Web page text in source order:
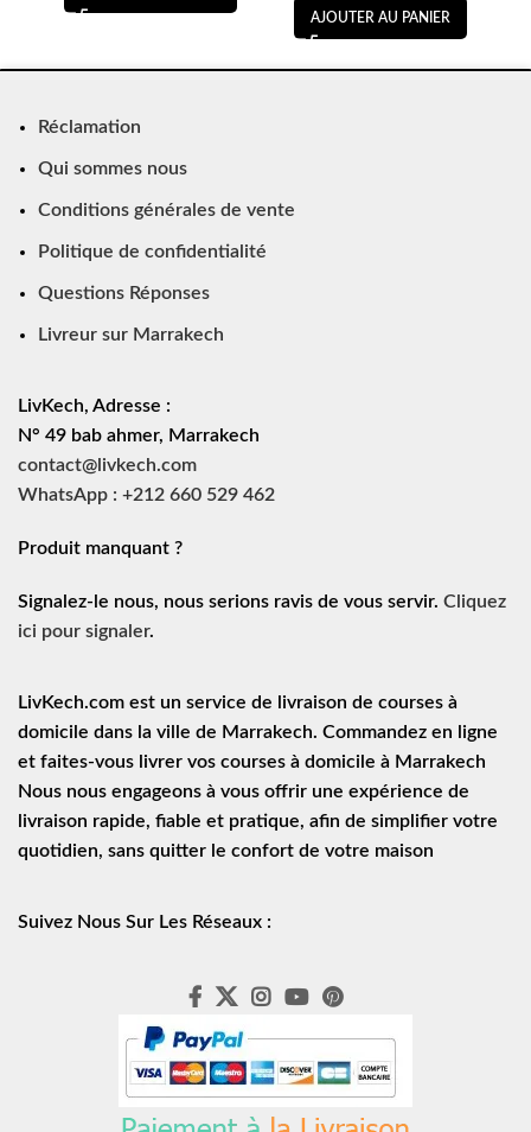
AJOUTER AU PANIER
Réclamation
Qui sommes nous
Conditions générales de vente
Politique de confidentialité
Questions Réponses
Livreur sur Marrakech
LivKech, Adresse :
N° 49 bab ahmer, Marrakech
contact@livkech.com
WhatsApp : +212 660 529 462
Produit manquant ?
Signalez-le nous, nous serions ravis de vous servir. Cliquez
ici pour signaler.
LivKech.com est un service de
livraison de courses à
domicile dans la ville de Marrakech. Commandez en ligne
et faites-vous livrer vos courses à domicile à Marrakech
Nous nous engageons à vous offrir une expérience de
livraison rapide, fiable et pratique, afin de simplifier votre
quotidien, sans quitter le confort de votre maison
Suivez Nous Sur Les Réseaux :